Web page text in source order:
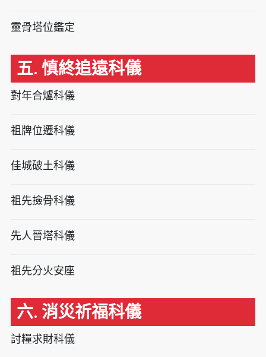
靈骨塔位鑑定
五. 慎終追遠科儀
對年合爐科儀
祖牌位遷科儀
佳城破土科儀
祖先撿骨科儀
先人晉塔科儀
祖先分火安座
六. 消災祈福科儀
討糧求財科儀